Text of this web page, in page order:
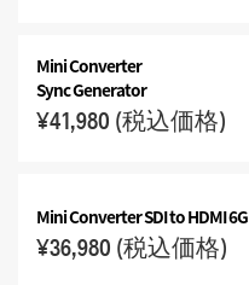
Mini Converter
Sync Generator
¥41,980 (税込価格)
Mini Converter SDI to HDMI 6G
¥36,980 (税込価格)